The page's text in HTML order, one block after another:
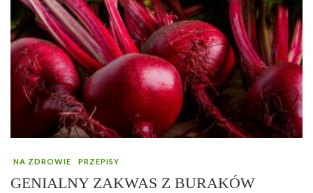
NA ZDROWIE PRZEPISY
GENIALNY ZAKWAS Z BURAKÓW